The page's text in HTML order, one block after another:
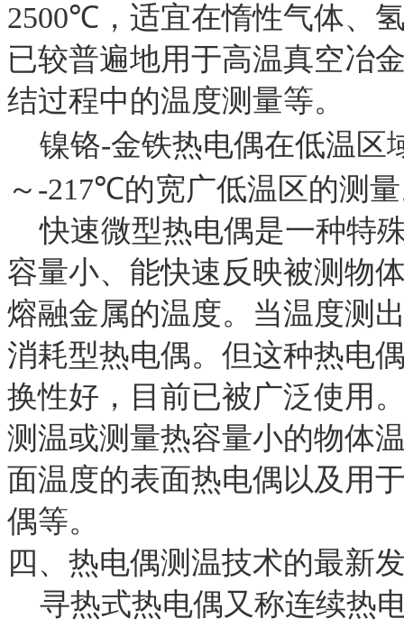
2500℃ ，适宜在惰性气体、
已较普遍地用于高温真空冶
结过程中的温度测量等。
镍铬-金铁热电偶在低温区
～ -217℃的宽广低温区的测
快速微型热电偶是一种特
容量小、能快速反映被测物
熔融金属的温度。当温度测
消耗型热电偶。但这种热电
换性好，目前已被广泛使用
测温或测量热容量小的物体
面温度的表面热电偶以及用
偶等。
四、热电偶测温技术的最新
寻热式热电偶又称连续热